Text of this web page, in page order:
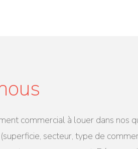
commercial à louer dans nos
secteur, type de